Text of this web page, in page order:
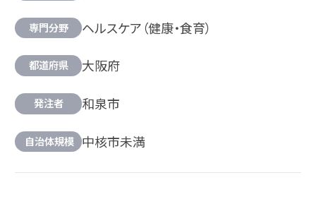
専門分野 ヘルスケア（健康・食育）
都道府県 大阪府
発注者 和泉市
自治体規模 中核市未満